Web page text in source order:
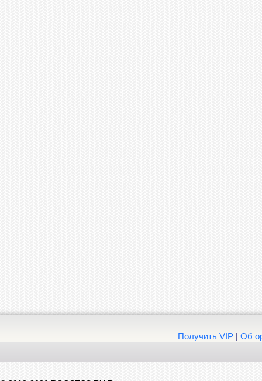
Получить VIP| Об